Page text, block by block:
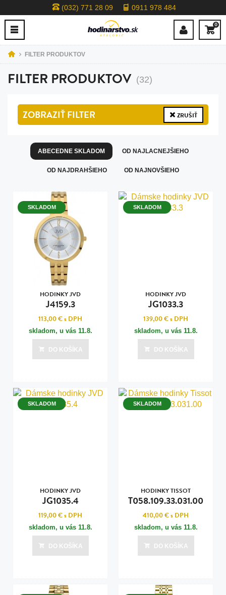
(032) 771 28 09 0911 978 484
0
FILTER PRODUKTOV
FILTER PRODUKTOV (32)
ZOBRAZIŤFILTER ZRUŠIŤ
ABECEDNE SKLADOM OD NAJLACNEJŠIEHO
OD NAJDRAHŠIEHO OD NAJNOVŠIEHO
SKLADOM
HODINKY JVD
J4159.3
113,00 €s DPH
skladom, u vás 11.8.
DO KOŠÍKA
SKLADOM
HODINKY JVD
JG1033.3
139,00 €s DPH
skladom, u vás 11.8.
DO KOŠÍKA
SKLADOM
HODINKY JVD
JG1035.4
119,00 €s DPH
skladom, u vás 11.8.
DO KOŠÍKA
SKLADOM
HODINKY TISSOT
T058.109.33.031.00
410,00 €s DPH
skladom, u vás 11.8.
DO KOŠÍKA